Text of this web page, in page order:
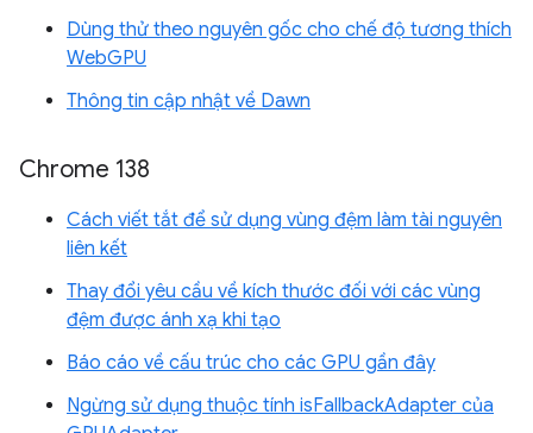
Dùng thử theo nguyên gốc cho chế độ tương thích
WebGPU
Thông tin cập nhật về Dawn
Chrome 138
Cách viết tắt để sử dụng vùng đệm làm tài nguyên
liên kết
Thay đổi yêu cầu về kích thước đối với các vùng
đệm được ánh xạ khi tạo
Báo cáo về cấu trúc cho các GPU gần đây
Ngừng sử dụng thuộc tính isFallbackAdapter của